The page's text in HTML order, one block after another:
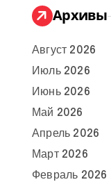
Архивы
Август 2026
Июль 2026
Июнь 2026
Май 2026
Апрель 2026
Март 2026
Февраль 2026